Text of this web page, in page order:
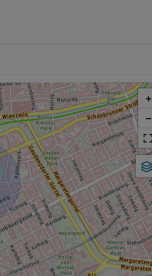
+
−